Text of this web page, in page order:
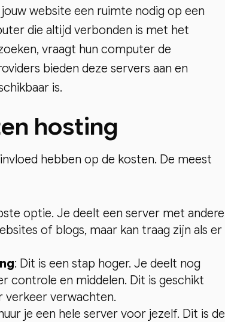
website een ruimte nodig op een
die altijd verbonden is met het
vraagt hun computer de
bieden deze servers aan en
is.
hosting
hebben op de kosten. De meest
optie. Je deelt een server met andere
of blogs, maar kan traag zijn als er
: Dit is een stap hoger. Je deelt nog
controle en middelen. Dit is geschikt
verkeer verwachten.
je een hele server voor jezelf. Dit is de